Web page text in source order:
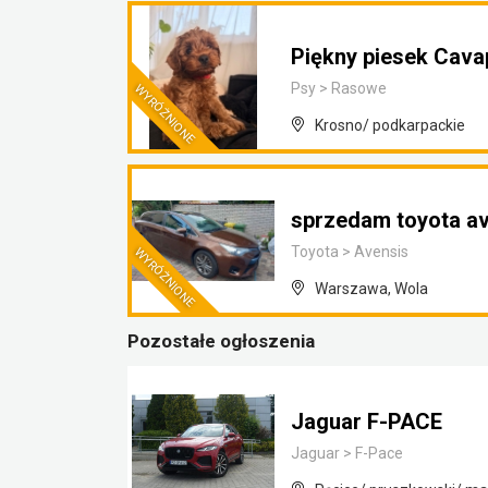
Piękny piesek
Psy > Rasowe
Krosno/ podkarpackie
sprzedam toyota
Toyota > Avensis
Warszawa, Wola
Pozostałe ogłoszenia
Jaguar F-PACE
Jaguar > F-Pace